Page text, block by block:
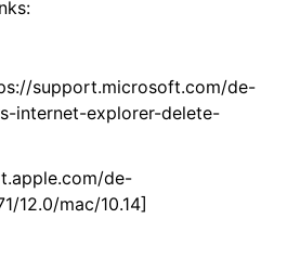
support.microsoft.com/de-
internet-explorer-delete-
de-
12.0/mac/10.14]